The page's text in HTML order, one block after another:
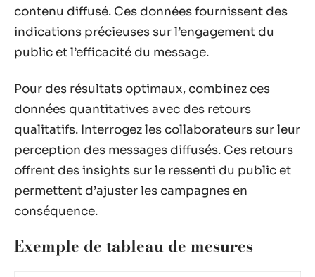
contenu diffusé. Ces données fournissent des
indications précieuses sur l’engagement du
public et l’efficacité du message.
Pour des résultats optimaux, combinez ces
données quantitatives avec des retours
qualitatifs. Interrogez les collaborateurs sur leur
perception des messages diffusés. Ces retours
offrent des insights sur le ressenti du public et
permettent d’ajuster les campagnes en
conséquence.
Exemple de tableau de mesures